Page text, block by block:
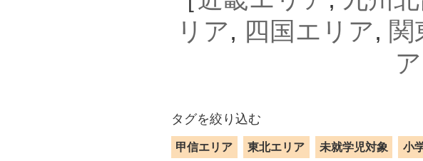
リア, 四国エリア, 関
ア
タグを絞り込む
甲信エリア 東北エリア 未就学児対象 小